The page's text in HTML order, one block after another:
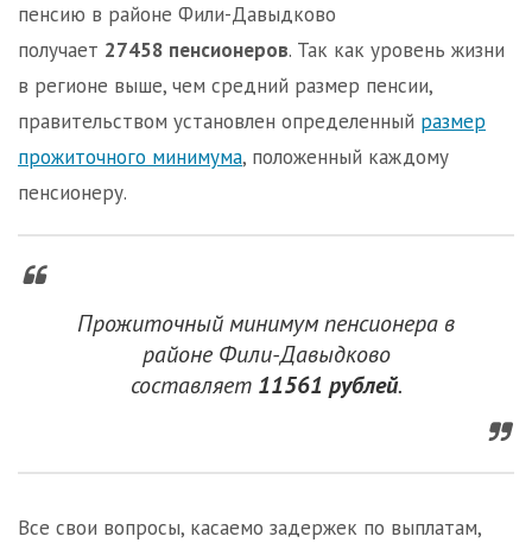
пенсию в районе Фили-Давыдково
получает 27458 пенсионеров. Так как уровень жизни
в регионе выше, чем средний размер пенсии,
правительством установлен определенный размер
прожиточного минимума, положенный каждому
пенсионеру.
Прожиточный минимум пенсионера в
районе Фили-Давыдково
составляет 11561 рублей.
Все свои вопросы, касаемо задержек по выплатам,